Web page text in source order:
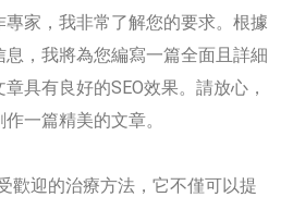
家，我非常了解您的要求。根據
，我將為您編寫一篇全面且詳細
具有良好的SEO效果。請放心，
一篇精美的文章。
歡迎的治療方法，它不僅可以提